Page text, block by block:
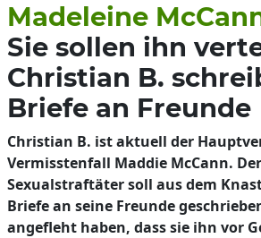
Madeleine
Sie sollen ihn
Christian B.
Briefe an Freunde
Christian B. ist aktuell der
Vermisstenfall Maddie McCann.
Sexualstraftäter soll aus dem
Briefe an seine Freunde
angefleht haben, dass sie ihn vor